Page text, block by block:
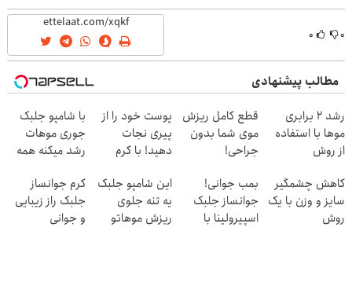
یخ!
۰ ۰
مطالب پیشنهادی
رشد 2 برابری
موها با استفاده
از روش
فقط امروز
قطع کامل ریزش
موی شما بدون
جراحی!
تضمین کیفیت
پوست خود را از
پیری نجات
دهید! با کرم
با شامپو جلبک
جوری موهات
رشد میکنه همه
کاشتی۴۵٪
تخفیف
کاهش چشمگیر
سایز و وزن با یک
روش
بمب جوانی!
جوانساز جلبک
اسپیرولینا با
این شامپو جلبک
یه تنه جلوی
ریزش موهاتو
کرم جوانساز
جلبک راز زیبایی
و جوانی